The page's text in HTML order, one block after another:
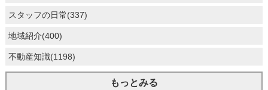
スタッフの日常(337)
地域紹介(400)
不動産知識(1198)
もっとみる